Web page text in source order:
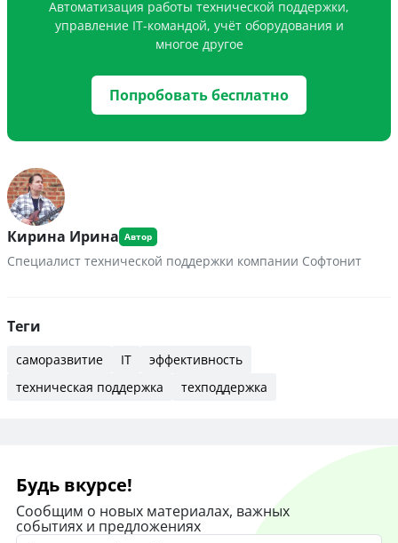
Автоматизация работы технической поддержки,
управление IT-командой, учёт оборудования и
многое другое
Попробовать бесплатно
Кирина Ирина
Специалист технической поддержки компании Софтонит
Теги
саморазвитие IT
эффективность
техническая поддержка
техподдержка
Будь вкурсе!
Сообщим о новых материалах, важных
событиях и предложениях